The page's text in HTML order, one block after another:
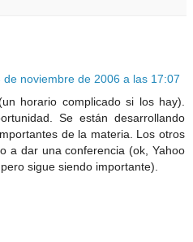
de noviembre de 2006 a las 17:07
horario complicado si los hay).
Se están desarrollando
de la materia. Los otros
a dar una conferencia (ok, Yahoo
sigue siendo importante).